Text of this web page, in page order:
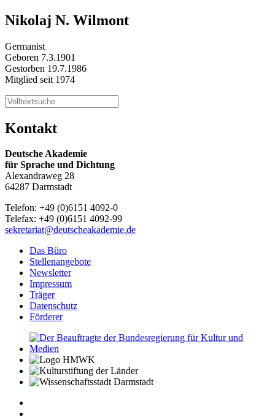
Nikolaj N. Wilmont
Germanist
Geboren 7.3.1901
Gestorben 19.7.1986
Mitglied seit 1974
Kontakt
Deutsche Akademie
für Sprache und Dichtung
Alexandraweg 28
64287 Darmstadt
Telefon: +49 (0)6151 4092-0
Telefax: +49 (0)6151 4092-99
sekretariat@deutscheakademie.de
Das Büro
Stellenangebote
Newsletter
Impressum
Träger
Datenschutz
Förderer